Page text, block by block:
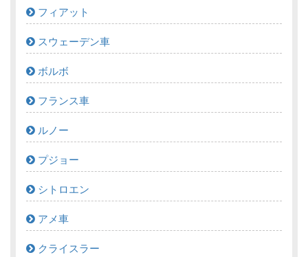
フィアット
スウェーデン車
ボルボ
フランス車
ルノー
プジョー
シトロエン
アメ車
クライスラー